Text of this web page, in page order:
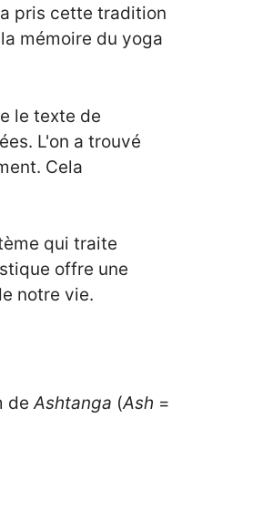
pris cette tradition
mémoire du yoga
le texte de
L'on a trouvé
Cela
qui traite
offre une
notre vie.
deAshtanga (Ash =